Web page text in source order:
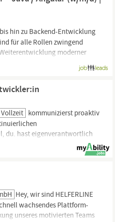
hin zu Backend-Entwicklung
für alle Rollen zwingend
moderner
bestehender Systeme
Plattformarchitektur auf
Vollzeit kommunizierst proaktiv
du. hast eigenverantwortlich
als Fullstack-Entwickler:in
Erfahrung in der
Core, ASP.NET, C# und
und in der...
Hey, wir sind HELFERLINE
wachsendes Plattform-
unseres motivierten Teams